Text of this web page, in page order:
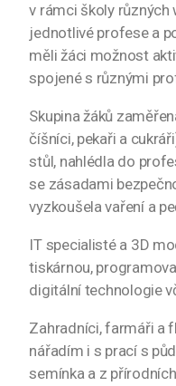
v rámci školy různých
jednotlivé profese a
měli žáci možnost
spojené s různými
Skupina žáků
číšníci, pekaři a
stůl, nahlédla do
se zásadami
vyzkoušela vaření a
IT specialisté a 3D
tiskárnou,
digitální technologie
Zahradníci, farmáři a
nářadím i s prací s
semínka a z